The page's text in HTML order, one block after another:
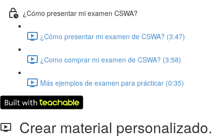
¿Cómo presentar mi examen CSWA?
¿Cómo presentar mi examen de CSWA? (3:47)
¿Como comprar mi examen de CSWA? (3:58)
Más ejemplos de examen para prácticar (0:35)
Crear material personalizado.